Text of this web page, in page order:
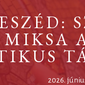
MIKSA
2026.